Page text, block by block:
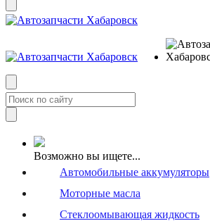
Возможно вы ищете...
Автомобильные аккумуляторы
Моторные масла
Стеклоомывающая жидкость